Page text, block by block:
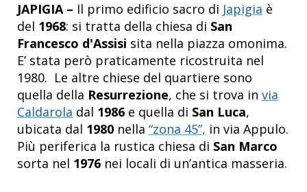
JAPIGIA – Il primo edificio sacro di Japigia è
del 1968: si tratta della chiesa di San
Francesco d'Assisi sita nella piazza omonima.
E’ stata però praticamente ricostruita nel
1980. Le altre chiese del quartiere sono
quella della Resurrezione, che si trova in via
Caldarola dal 1986 e quella di San Luca,
ubicata dal 1980 nella “zona 45”, in via Appulo.
Più periferica la rustica chiesa di San Marco
sorta nel 1976 nei locali di un’antica masseria.